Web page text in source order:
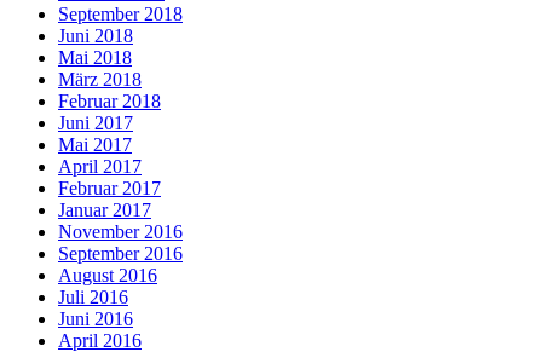
September 2018
Juni 2018
Mai 2018
März 2018
Februar 2018
Juni 2017
Mai 2017
April 2017
Februar 2017
Januar 2017
November 2016
September 2016
August 2016
Juli 2016
Juni 2016
April 2016